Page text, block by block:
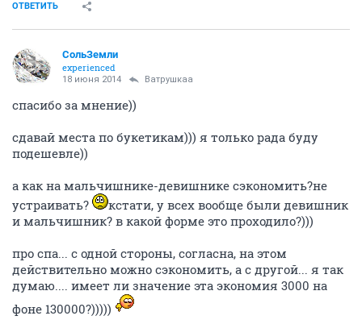
ОТВЕТИТЬ
СольЗемли
experienced
18 июня 2014 Ватрушкаа
спасибо за мнение))
сдавай места по букетикам))) я только рада буду
подешевле))
а как на мальчишнике-девишнике сэкономить?не
устраивать?
кстати, у всех вообще были девишник
и мальчишник? в какой форме это проходило?)))
про спа... с одной стороны, согласна, на этом
действительно можно сэкономить, а с другой... я так
думаю.... имеет ли значение эта экономия 3000 на
фоне 130000?)))))